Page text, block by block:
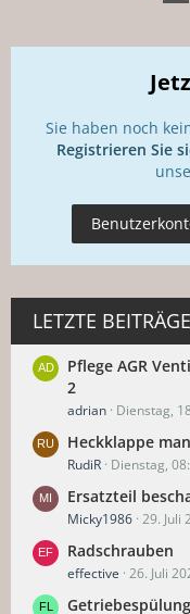
Sie haben noch
Registrieren Sie
LETZTE BEITRÄGE
Pflege AGR
2
adrian Dienstag,
Heckklappe
RudiR Dienstag,
Ersatzteil
Micky1986 29. Juli
Radschrauben
effective 26. Juli